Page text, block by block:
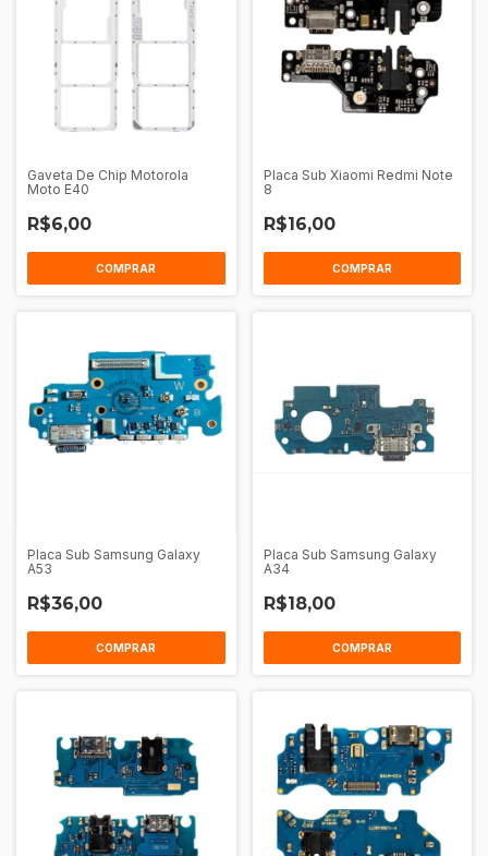
Gaveta De Chip Motorola
Moto E40
R$6,00
COMPRAR
Placa Sub Xiaomi Redmi Note
8
R$16,00
Placa Sub Samsung Galaxy
A53
R$36,00
Placa Sub Samsung Galaxy
A34
R$18,00